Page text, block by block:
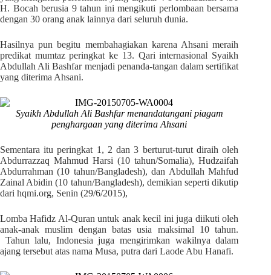
H. Bocah berusia 9 tahun ini mengikuti perlombaan bersama
dengan 30 orang anak lainnya dari seluruh dunia.
Hasilnya pun begitu membahagiakan karena Ahsani meraih
predikat mumtaz peringkat ke 13. Qari internasional Syaikh
Abdullah Ali Bashfar menjadi penanda-tangan dalam sertifikat
yang diterima Ahsani.
Syaikh Abdullah Ali Bashfar menandatangani piagam
penghargaan yang diterima Ahsani
Sementara itu peringkat 1, 2 dan 3 berturut-turut diraih oleh
Abdurrazzaq Mahmud Harsi (10 tahun/Somalia), Hudzaifah
Abdurrahman (10 tahun/Bangladesh), dan Abdullah Mahfud
Zainal Abidin (10 tahun/Bangladesh), demikian seperti dikutip
dari hqmi.org, Senin (29/6/2015),
Lomba Hafidz Al-Quran untuk anak kecil ini juga diikuti oleh
anak-anak muslim dengan batas usia maksimal 10 tahun.
Tahun lalu, Indonesia juga mengirimkan wakilnya dalam
ajang tersebut atas nama Musa, putra dari Laode Abu Hanafi.